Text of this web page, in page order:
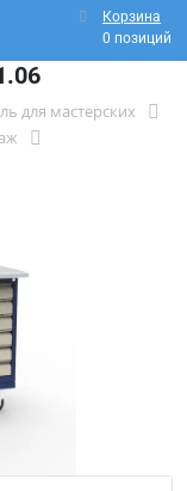
Корзина
0 позиций
для мастерских